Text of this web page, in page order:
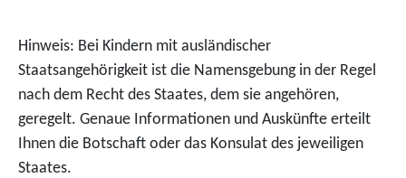
Hinweis: Bei Kindern mit ausländischer
Staatsangehörigkeit ist die Namensgebung in der Regel
nach dem Recht des Staates, dem sie angehören,
geregelt. Genaue Informationen und Auskünfte erteilt
Ihnen die Botschaft oder das Konsulat des jeweiligen
Staates.